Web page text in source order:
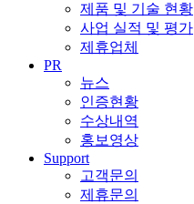
제품 및 기술 현황
사업 실적 및 평가
제휴업체
PR
뉴스
인증현황
수상내역
홍보영상
Support
고객문의
제휴문의